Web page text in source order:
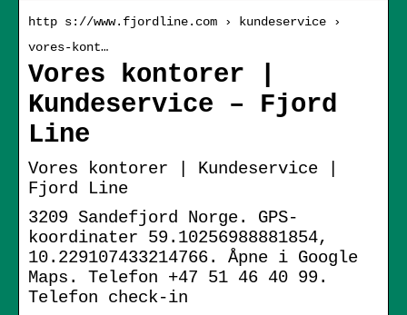
http s://www.fjordline.com › kundeservice ›
vores-kont…
Vores kontorer |
Kundeservice – Fjord
Line
Vores kontorer | Kundeservice |
Fjord Line
3209 Sandefjord Norge. GPS-
koordinater 59.10256988881854,
10.229107433214766. Åpne i Google
Maps. Telefon +47 51 46 40 99.
Telefon check-in